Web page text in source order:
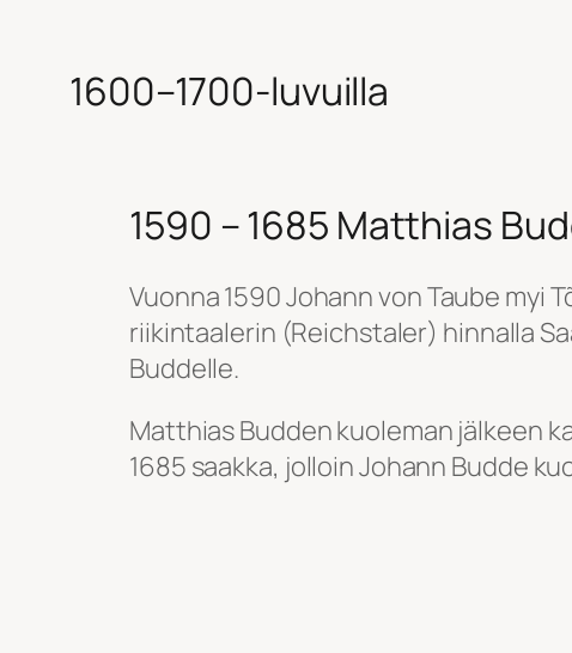
1600–1700-luvuilla
1590 – 1685 Matthias
Vuonna 1590 Johann von Taube myi
riikintaalerin (Reichstaler) hinnalla
Buddelle.
Matthias Budden kuoleman jälkeen
1685 saakka, jolloin Johann Budde